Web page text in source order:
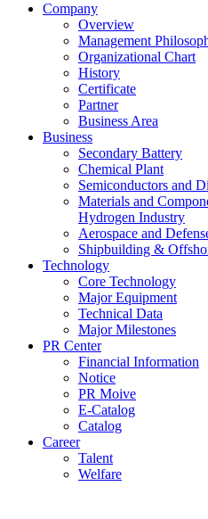
Company
Overview
Management
Organizational Chart
History
Certificate
Partner
Business Area
Business
Secondary Battery
Chemical Plant
Semiconductors and
Materials and
Hydrogen Industry
Aerospace and
Shipbuilding &
Technology
Core Technology
Major Equipment
Technical Data
Major Milestones
PR Center
Financial Information
Notice
PR Moive
E-Catalog
Catalog
Career
Talent
Welfare